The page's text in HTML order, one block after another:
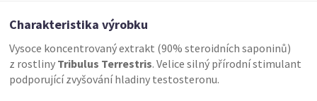
Charakteristika výrobku
Vysoce koncentrovaný extrakt (90% steroidních saponinů)
z rostliny Tribulus Terrestris. Velice silný přírodní stimulant
podporující zvyšování hladiny testosteronu.